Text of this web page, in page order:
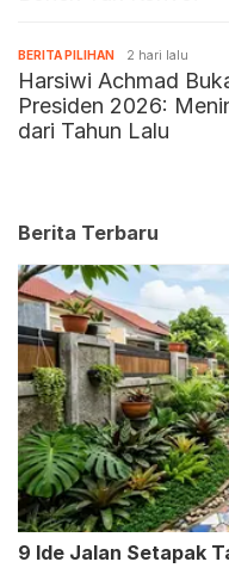
BERITA PILIHAN 2 hari lalu
Harsiwi Achmad
Presiden 2026:
dari Tahun Lalu
Berita Terbaru
9 Ide Jalan Setapak